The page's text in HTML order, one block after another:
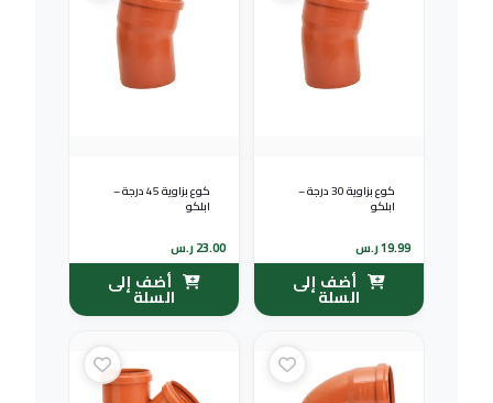
كوع بزاوية 30 درجة –
ابلكو
19.99ر.س
أضف إلى
السلة
كوع بزاوية 45 درجة –
ابلكو
23.00ر.س
أضف إلى
السلة